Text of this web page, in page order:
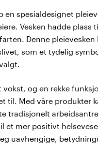
en spesialdesignet
Vesken hadde plass
Denne
som et tydelig
og en rekke
til. Med våre produkter
tradisjonelt
et mer positivt
uavhengige,